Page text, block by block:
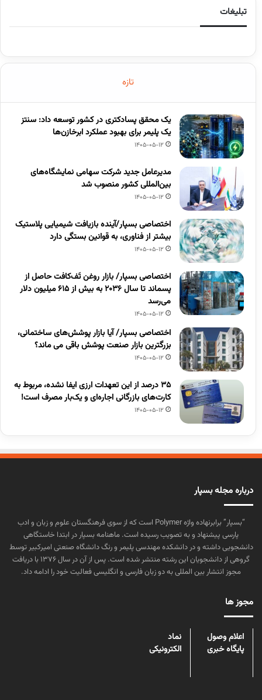
تبلیغات
تازه
یک محقق پسادکتری در کشور توسعه داد: سنتز
یک پلیمر برای بهبود عملکرد ابرخازن‌ها
1405-05-12
مدیرعامل جدید شرکت سهامی نمایشگاه‌های
بین‌المللی کشور منصوب شد
1405-05-12
اختصاصی بسپار/آینده بازیافت شیمیایی پلاستیک
بیشتر از فناوری، به قوانین بستگی دارد
1405-05-12
اختصاصی بسپار/ بازار روغن تَف‌کافت حاصل از
پسماند تا سال ۲۰۳۶ به بیش از ۶۱۵ میلیون دلار
می‌رسد
1405-05-12
اختصاصی بسپار/ آیا بازار پوشش‌های ساختمانی،
بزرگترین بازار صنعت پوشش باقی می ماند؟
1405-05-12
۳۵ درصد از این تعهدات ارزی ایفا نشده، مربوط به
کارت‌های بازرگانی اجاره‌ای و یک‌بار مصرف است!
1405-05-12
درباره مجله بسپار
“بسپار” برابرنهاده واژه Polymer است که از سوی فرهنگستان علوم و زبان و ادب
پارسی پیشنهاد و به تصویب رسیده است. ماهنامه بسپار در ابتدا خاستگاهی
دانشجویی داشته و در دانشکده مهندسی پلیمر و رنگ دانشگاه صنعتی امیرکبیر توسط
گروهی از دانشجویان این رشته منتشر شده است. پس از آن در سال ۱۳۷۶ با دریافت
مجوز انتشار بین المللی به دو زبان فارسی و انگلیسی فعالیت خود را ادامه داد.
مجوز ها
اعلام وصول
پایگاه خبری
نماد
الکترونیکی